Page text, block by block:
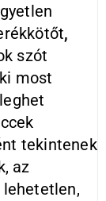
,
szót
most
tekintenek
az